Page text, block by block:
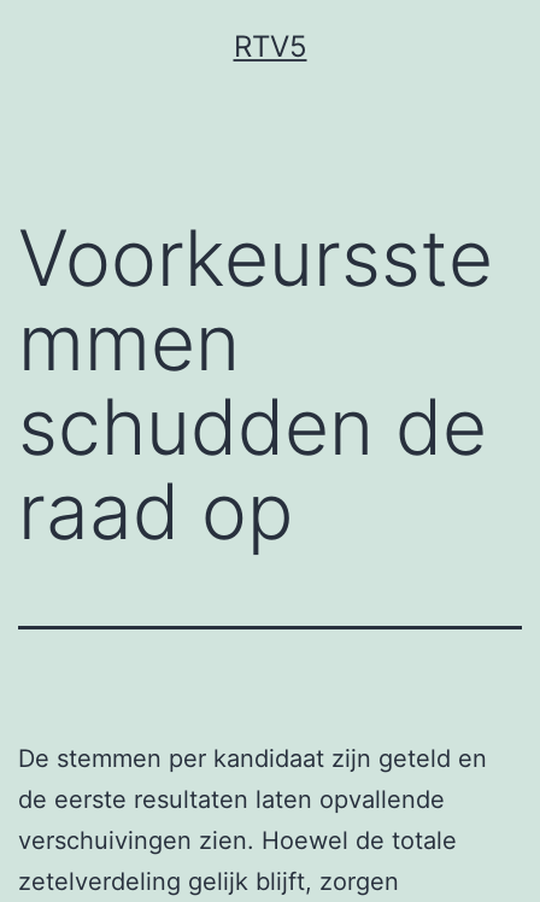
RTV5
Voorkeursste
mmen
schudden de
raad op
De stemmen per kandidaat zijn geteld en
de eerste resultaten laten opvallende
verschuivingen zien. Hoewel de totale
zetelverdeling gelijk blijft, zorgen